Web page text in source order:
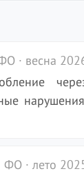
· весна
· лето